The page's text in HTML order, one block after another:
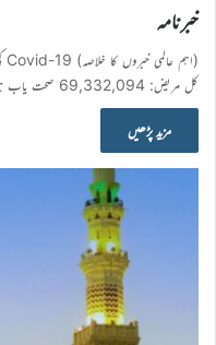
خبرنامہ
کل مریض: 69,332,094 صحت یاب ہونے…
مزید پڑھیں